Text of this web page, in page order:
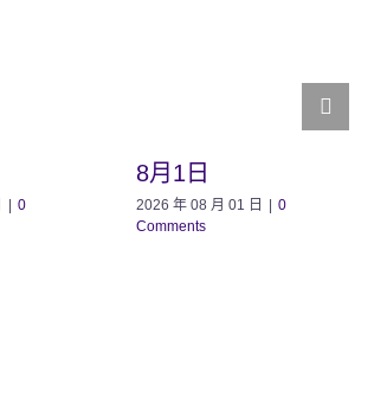
0
8月1日
2026 年 08 月 01 日
0
Comments